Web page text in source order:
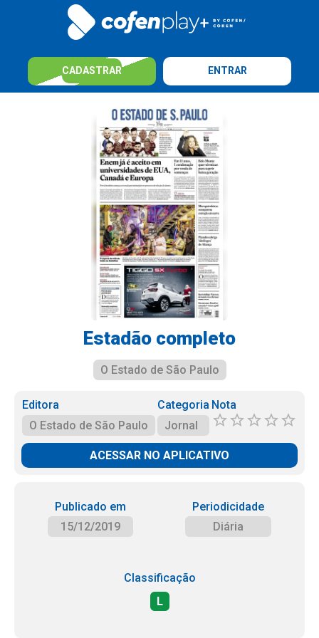
CADASTRAR ENTRAR
Estadão completo
O Estado de São Paulo
Editora
O Estado de São Paulo
Categoria
Jornal
Nota
ACESSAR NO APLICATIVO
Publicado em
15/12/2019
Periodicidade
Diária
Classificação
L